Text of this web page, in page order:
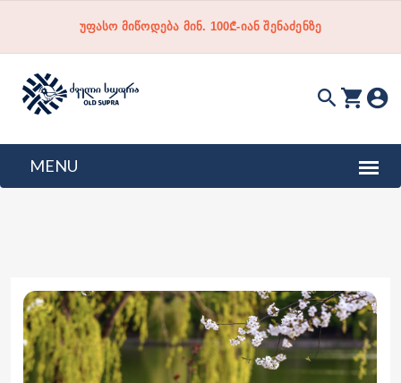
უფასო მიწოდება მინ. 100₾-იან შენაძენზე